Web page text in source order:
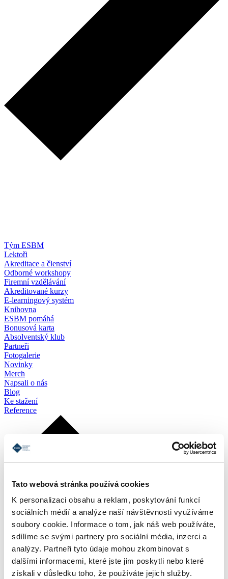
Tato webová stránka používá cookies
K personalizaci obsahu a reklam, poskytování funkcí
sociálních médií a analýze naší návštěvnosti využíváme
soubory cookie. Informace o tom, jak náš web používáte,
sdílíme se svými partnery pro sociální média, inzerci a
analýzy. Partneři tyto údaje mohou zkombinovat s
dalšími informacemi, které jste jim poskytli nebo které
získali v důsledku toho, že používáte jejich služby.
Tým ESBM
Lektoři
Akreditace a členství
Odborné workshopy
Firemní vzdělávání
Akreditované kurzy
E-learningový systém
Knihovna
ESBM pomáhá
Bonusová karta
Absolventský klub
Partneři
Fotogalerie
Novinky
Merch
Napsali o nás
Blog
Ke stažení
Reference